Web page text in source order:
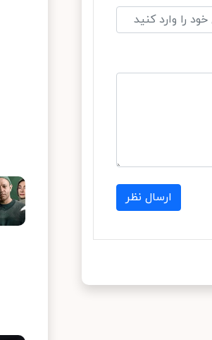
ارسال نظر